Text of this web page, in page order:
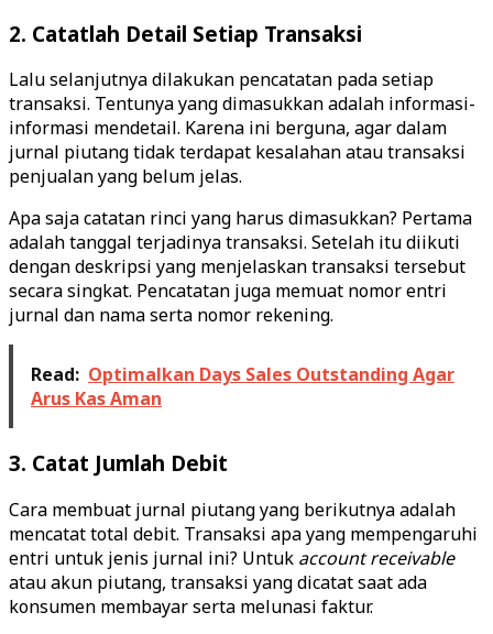
2. Catatlah Detail Setiap Transaksi
Lalu selanjutnya dilakukan pencatatan pada setiap
transaksi. Tentunya yang dimasukkan adalah informasi-
informasi mendetail. Karena ini berguna, agar dalam
jurnal piutang tidak terdapat kesalahan atau transaksi
penjualan yang belum jelas.
Apa saja catatan rinci yang harus dimasukkan? Pertama
adalah tanggal terjadinya transaksi. Setelah itu diikuti
dengan deskripsi yang menjelaskan transaksi tersebut
secara singkat. Pencatatan juga memuat nomor entri
jurnal dan nama serta nomor rekening.
Read: Optimalkan Days Sales Outstanding Agar
Arus Kas Aman
3. Catat Jumlah Debit
Cara membuat jurnal piutang yang berikutnya adalah
mencatat total debit. Transaksi apa yang mempengaruhi
entri untuk jenis jurnal ini? Untuk account receivable
atau akun piutang, transaksi yang dicatat saat ada
konsumen membayar serta melunasi faktur.